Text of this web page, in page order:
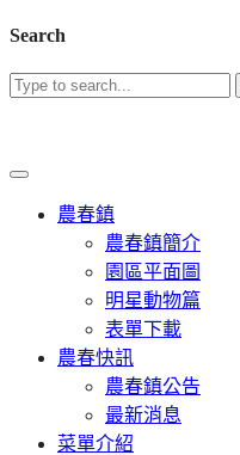
Search
農春鎮
農春鎮簡介
園區平面圖
明星動物篇
表單下載
農春快訊
農春鎮公告
最新消息
菜單介紹